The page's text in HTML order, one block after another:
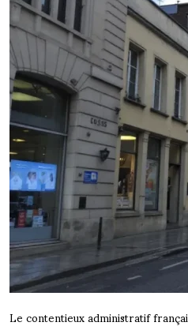
Le contentieux administratif